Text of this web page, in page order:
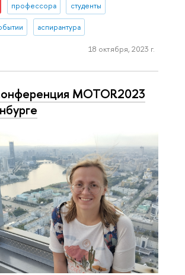
профессора студенты
аспирантура
18 октября, 2023 г.
MOTOR2023